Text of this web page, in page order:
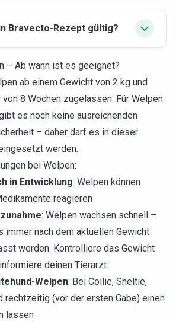
Bravecto-Rezept gültig?
– Ab wann ist es geeignet?
ab einem Gewicht von 2 kg und
8 Wochen zugelassen. Für Welpen
es noch keine ausreichenden
– daher darf es in dieser
werden.
bei Welpen:
in Entwicklung: Welpen können
reagieren
: Welpen wachsen schnell –
immer nach dem aktuellen Gewicht
werden. Kontrolliere das Gewicht
deinen Tierarzt.
Welpen: Bei Collie, Sheltie,
rechtzeitig (vor der ersten Gabe) einen
lassen